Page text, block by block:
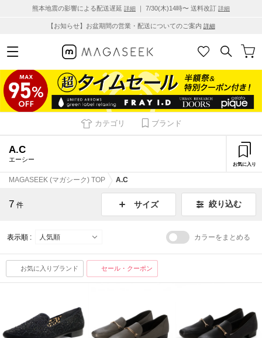
熊本地震の影響による配送遅延 詳細 ｜ 7/30(木)14時〜 送料改訂 詳細
【お知らせ】お盆期間の営業・配送についてのご案内 詳細
カテゴリ ブランド
A.C
エーシー
お気に入り
MAGASEEK (マガシーク) TOP A.C
7 件 サイズ 絞り込む
表示順 : カラーをまとめる
お気に入りブランド セール・クーポン